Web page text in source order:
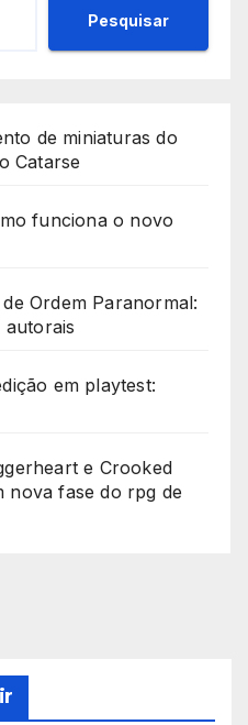
Pesquisar
de miniaturas do
Catarse
funciona o novo
Ordem Paranormal:
autorais
em playtest:
e Crooked
nova fase do rpg de